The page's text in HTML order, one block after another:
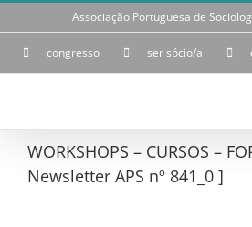
Skip
Associação Portuguesa de
congresso ser sócio/a
WORKSHOPS – CURSOS –
Newsletter APS nº 841_0 ]